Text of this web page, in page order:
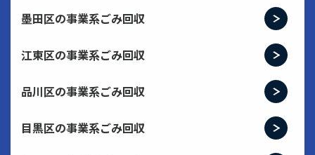
墨田区の事業系ごみ回収
江東区の事業系ごみ回収
品川区の事業系ごみ回収
目黒区の事業系ごみ回収